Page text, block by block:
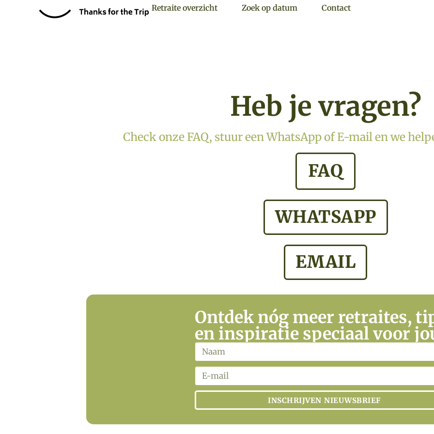
Retraite overzicht Zoek op datum Contact
Heb je vragen?
Check onze FAQ, stuur een WhatsApp of E-mail en we
FAQ
WHATSAPP
EMAIL
Ontdek nóg meer retraites,
en inspiratie speciaal voor
INSCHRIJVEN NIEUWSBRIEF